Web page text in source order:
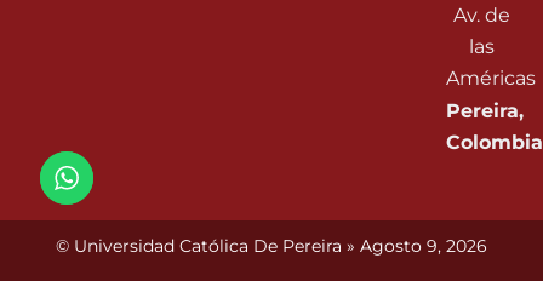
Av. de
las
Américas
Pereira,
Colombia
© Universidad Católica De Pereira » Agosto 9, 2026